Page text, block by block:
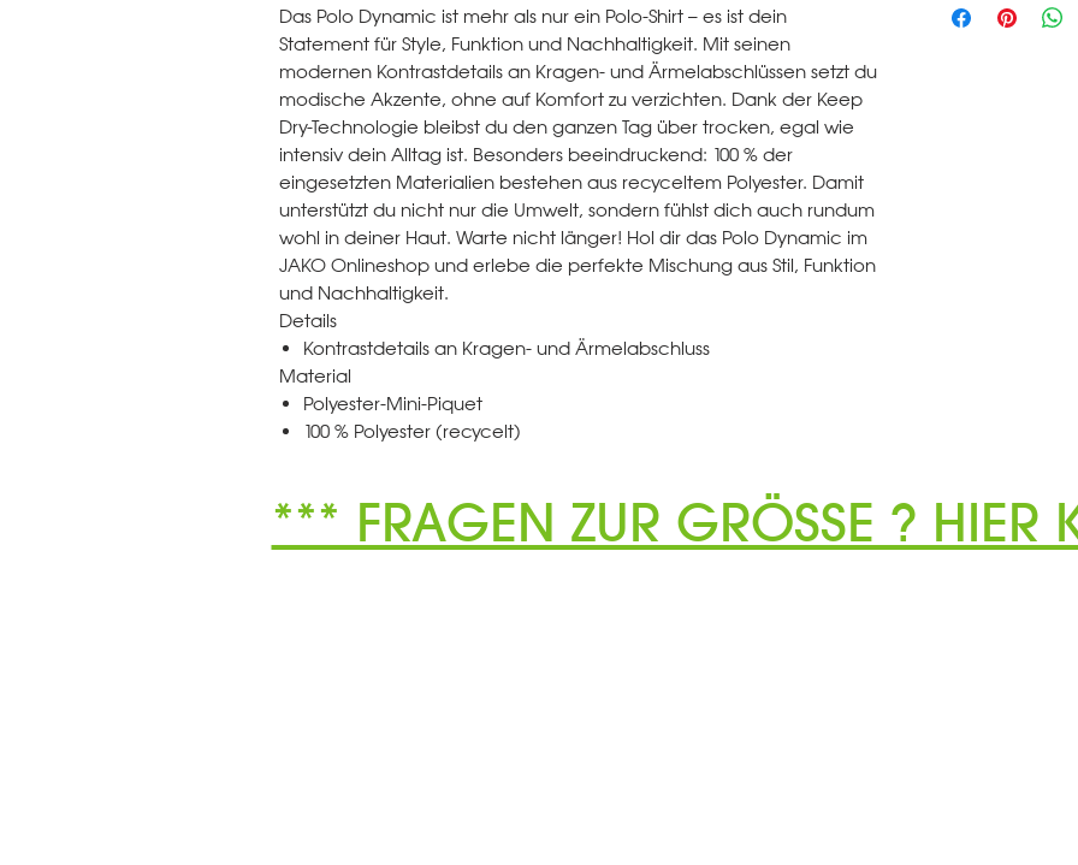
Das Polo Dynamic ist mehr als nur ein Polo-Shirt – es ist dein
Statement für Style, Funktion und Nachhaltigkeit. Mit seinen
modernen Kontrastdetails an Kragen- und Ärmelabschlüssen setzt du
modische Akzente, ohne auf Komfort zu verzichten. Dank der Keep
Dry-Technologie bleibst du den ganzen Tag über trocken, egal wie
intensiv dein Alltag ist. Besonders beeindruckend: 100 % der
eingesetzten Materialien bestehen aus recyceltem Polyester. Damit
unterstützt du nicht nur die Umwelt, sondern fühlst dich auch rundum
wohl in deiner Haut. Warte nicht länger! Hol dir das Polo Dynamic im
JAKO Onlineshop und erlebe die perfekte Mischung aus Stil, Funktion
und Nachhaltigkeit.
Details
Kontrastdetails an Kragen- und Ärmelabschluss
Material
Polyester-Mini-Piquet
100 % Polyester (recycelt)
Dich bestellt und
*** FRAGEN ZUR GRÖSSE ? HIER